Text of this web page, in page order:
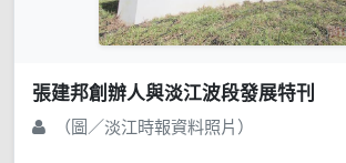
張建邦創辦人與淡江波段發展特刊
（圖／淡江時報資料照片）